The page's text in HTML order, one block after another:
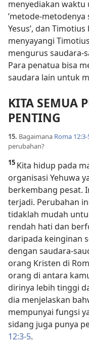
menyediakan
’metode-
Yesus’, dan
menyayangi
mengurus saudara-
Para penatua bisa
saudara lain untuk
KITA SEMUA
PENTING
15. Bagaimana Roma 12:3-
perubahan?
15 Kita hidup pada
organisasi Yehuwa
berkembang pesat.
terjadi. Perubahan
tidaklah mudah
rendah hati dan
daripada keinginan
dengan saudara-
orang Kristen di
orang di antara
dirinya lebih tinggi
dia menjelaskan
mempunyai fungsi
sidang juga punya
12:3-5.